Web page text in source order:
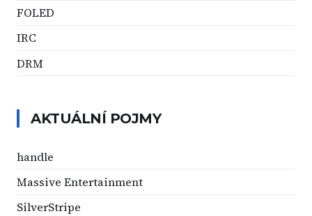
FOLED
IRC
DRM
AKTUÁLNÍ POJMY
handle
Massive Entertainment
SilverStripe